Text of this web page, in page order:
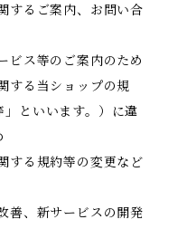
するご案内、お問い合
ビス等のご案内のため
する当ショップの規
といいます。）に違
する規約等の変更など
善、新サービスの開発